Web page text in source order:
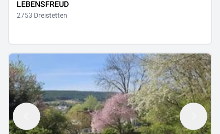
LEBENSFREUD
2753 Dreistetten